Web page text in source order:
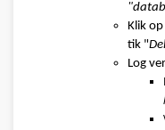
Klik op
tik "
Log